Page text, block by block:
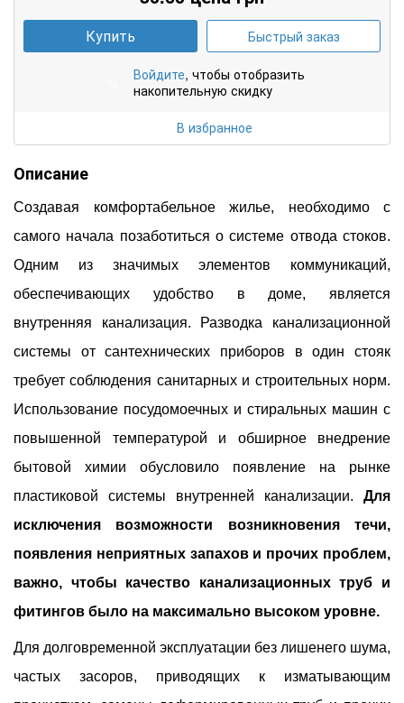
Купить Быстрый заказ
Войдите, чтобы отобразить
накопительную скидку
В избранное
Описание
Создавая комфортабельное жилье, необходимо с
самого начала позаботиться о системе отвода стоков.
Одним из значимых элементов коммуникаций,
обеспечивающих удобство в доме, является
внутренняя канализация. Разводка канализационной
системы от сантехнических приборов в один стояк
требует соблюдения санитарных и строительных норм.
Использование посудомоечных и стиральных машин с
повышенной температурой и обширное внедрение
бытовой химии обусловило появление на рынке
пластиковой системы внутренней канализации. Для
исключения возможности возникновения течи,
появления неприятных запахов и прочих проблем,
важно, чтобы качество канализационных труб и
фитингов было на максимально высоком уровне.
Для долговременной эксплуатации без лишенего шума,
частых засоров, приводящих к изматывающим